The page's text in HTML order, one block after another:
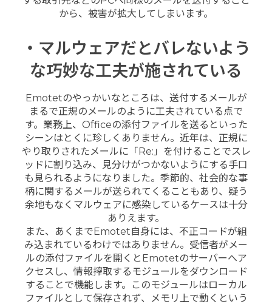
から、被害が拡大してしまいます。
・マルウェアだとバレないよう
な巧妙な工夫が施されている
Emotetのやっかいなところは、送付するメールが
まるで正規のメールのように工夫されている点で
す。業務上、Officeの添付ファイルを送るといった
シーンはとくに珍しくありません。近年は、正規に
やり取りされたメールに「Re:」を付けることでスレ
ッドに割り込み、見分けがつかないようにする手口
も見られるようになりました。季節的、社会的な事
柄に関するメールが送られてくることもあり、疑う
余地もなくマルウェアに感染しているケースは十分
ありえます。
また、あくまでEmotet自身には、不正コードが組
み込まれているわけではありません。受信者がメー
ルの添付ファイルを開くとEmotetのサーバーへア
クセスし、情報搾取するモジュールをダウンロード
することで機能します。このモジュールはローカル
ファイルとして保存されず、メモリ上で動くという